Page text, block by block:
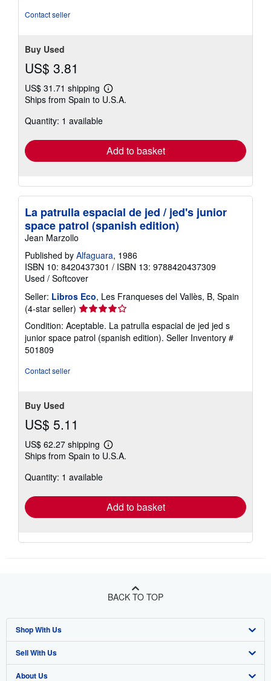
Contact seller
Buy Used
US$ 3.81
US$ 31.71 shipping
Learn
more
Ships from Spain to U.S.A.
Quantity: 1 available
Add to basket
La patrulla espacial de jed / jed's junior
space patrol (spanish edition)
Jean Marzollo
Published by Alfaguara, 1986
ISBN 10: 8420437301 / ISBN 13: 9788420437309
Used / Softcover
Seller: Libros Eco, Les Franqueses del Vallès, B, Spain
(4-star seller) Seller
rating
4
out
Condition: Aceptable. La patrulla espacial de jed jed s
junior space patrol (spanish edition). Seller Inventory #
501809
Contact seller
Buy Used
US$ 5.11
US$ 62.27 shipping
Learn
more
Ships from Spain to U.S.A.
Quantity: 1 available
Add to basket
BACK TO TOP
Shop With Us
Advanced Search
Browse Collections
Sell With Us
Start Selling
About Us